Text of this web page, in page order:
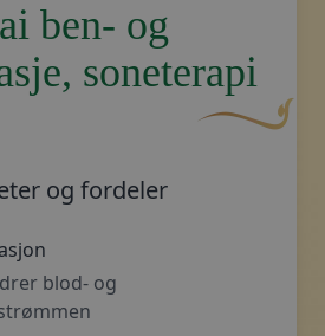
ben- og
soneterapi
og fordeler
blod- og